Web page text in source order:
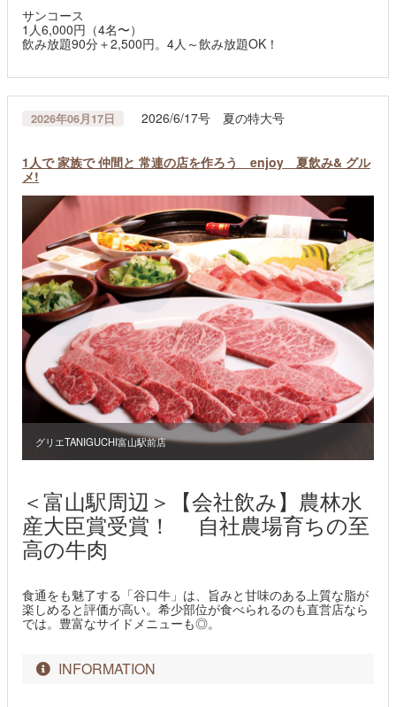
サンコース
1人6,000円（4名〜）
飲み放題90分＋2,500円。4人～飲み放題OK！
2026年06月17日 2026/6/17号 夏の特大号
1人で 家族で 仲間と 常連の店を作ろう enjoy 夏飲み& グル
メ!
グリエTANIGUCHI富山駅前店
＜富山駅周辺＞【会社飲み】農林水
産大臣賞受賞！ 自社農場育ちの至
高の牛肉
食通をも魅了する「谷口牛」は、旨みと甘味のある上質な脂が
楽しめると評価が高い。希少部位が食べられるのも直営店なら
では。豊富なサイドメニューも◎。
INFORMATION